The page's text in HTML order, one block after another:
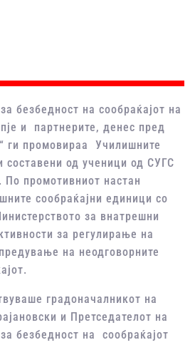
безбедност на сообраќајот на
и партнерите, денес пред
ги промовирaа Училишните
составени од ученици од СУГС
По промотивниот настан
сообраќајни единици со
за внатрешни
за регулирање на
на неодговорните
градоначалникот на
и Претседателот на
безбедност на сообраќајот